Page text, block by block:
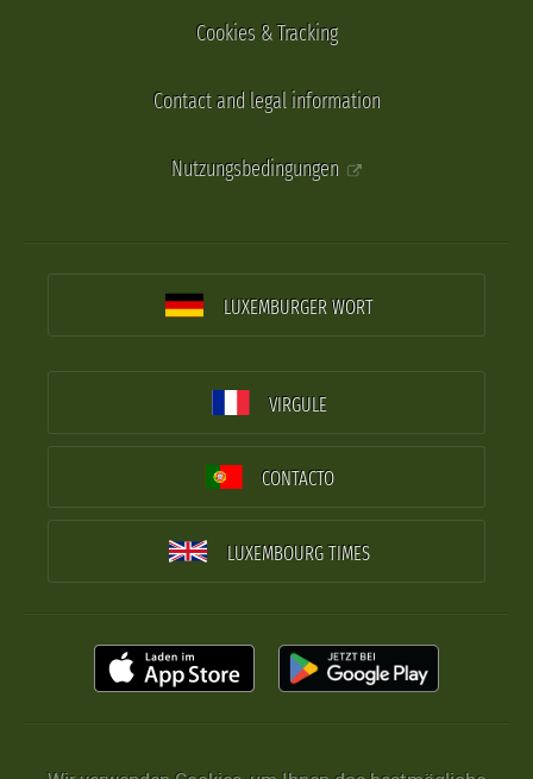
Cookies & Tracking
Contact and legal information
Nutzungsbedingungen
LUXEMBURGER WORT
VIRGULE
CONTACTO
LUXEMBOURG TIMES